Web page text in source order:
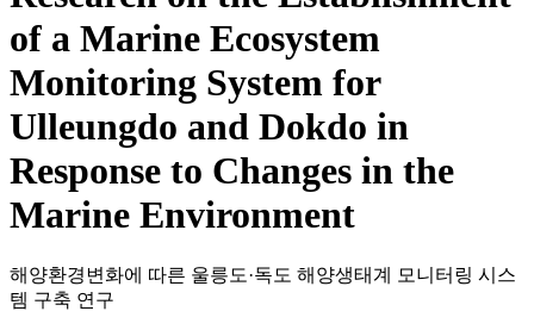
of a Marine Ecosystem
Monitoring System for
Ulleungdo and Dokdo in
Response to Changes in the
Marine Environment
해양환경변화에 따른 울릉도·독도 해양생태계 모니터링 시스
템 구축 연구